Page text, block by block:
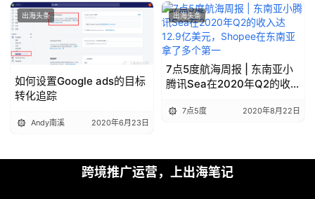
出海头条
如何设置Google ads的目标
转化追踪
Andy南溪 2020年6月23日
出海头条
7点5度航海周报 | 东南亚小
腾讯Sea在2020年Q2的收
东南亚拿了多个第一
7点5度 2020年8月22日
跨境推广运营，上出海笔记